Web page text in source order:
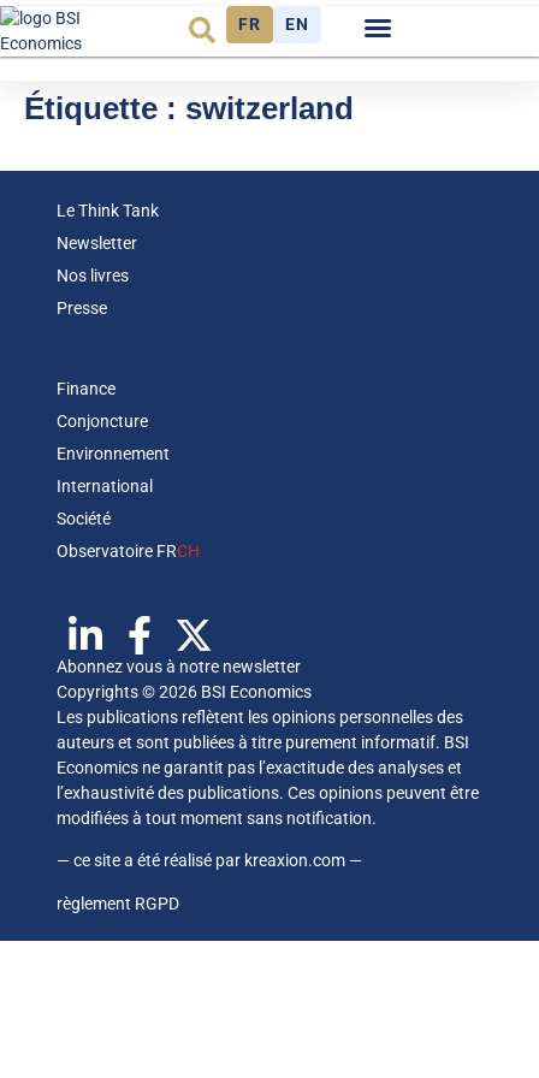
FR EN
Étiquette : switzerland
Le Think Tank
Newsletter
Nos livres
Presse
Finance
Conjoncture
Environnement
International
Société
Observatoire FRCH
Abonnez vous à notre newsletter
Copyrights © 2026 BSI Economics
Les publications reflètent les opinions personnelles des
auteurs et sont publiées à titre purement informatif. BSI
Economics ne garantit pas l’exactitude des analyses et
l’exhaustivité des publications. Ces opinions peuvent être
modifiées à tout moment sans notification.
— ce site a été réalisé par kreaxion.com —
règlement RGPD